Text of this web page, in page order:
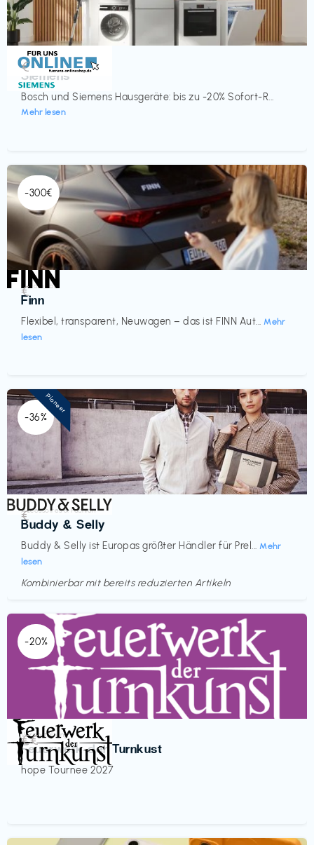
Küche & Haushalt
Siemens
Bosch und Siemens Hausgeräte: bis zu -20% Sofort-R...
Mehr lesen
€‎
-300€
Automobil
Finn
Flexibel, transparent, Neuwagen – das ist FINN Aut... Mehr
lesen
€‎
-36%
Accessoires & Fashion
Buddy & Selly
Buddy & Selly ist Europas größter Händler für Prel... Mehr
lesen
€‎
Kombinierbar mit bereits reduzierten Artikeln
Pioneer
-20%
Veranstaltung
Feuerwerk der Turnkust
hope Tournee 2027
€€‎